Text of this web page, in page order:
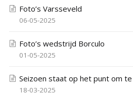
Foto’s Varsseveld
06-05-2025
Foto’s wedstrijd Borculo
01-05-2025
Seizoen staat op het punt om te
18-03-2025